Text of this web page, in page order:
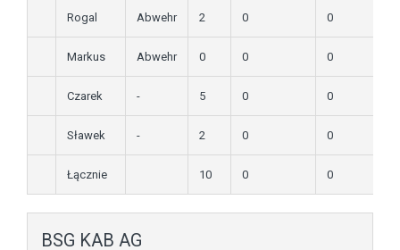
Rogal Abwehr 2 0 0
Markus Abwehr 0 0 0
Czarek - 5 0 0
Sławek - 2 0 0
Łącznie 10 0 0
BSG KAB AG